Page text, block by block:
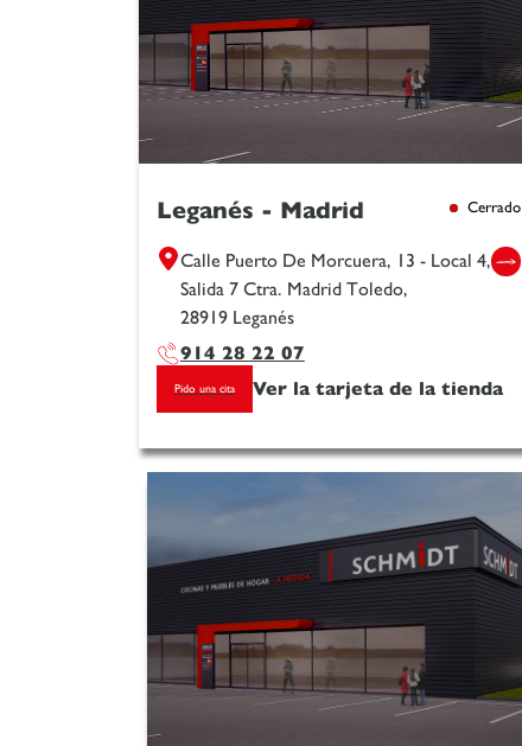
Leganés - Madrid Cerrado
Calle Puerto De Morcuera, 13 - Local 4,
Salida 7 Ctra. Madrid Toledo,
28919 Leganés
914 28 22 07
Pido una cita Ver la tarjeta de la tienda